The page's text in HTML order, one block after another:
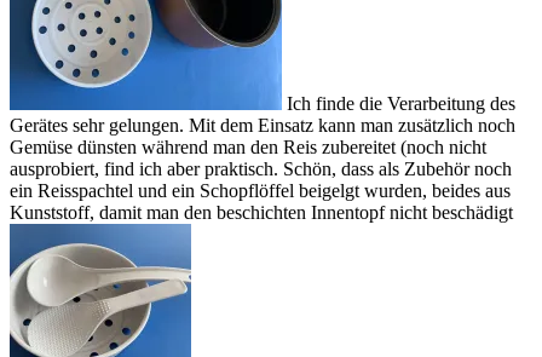
Ich finde die Verarbeitung des
Gerätes sehr gelungen. Mit dem Einsatz kann man zusätzlich noch
Gemüse dünsten während man den Reis zubereitet (noch nicht
ausprobiert, find ich aber praktisch. Schön, dass als Zubehör noch
ein Reisspachtel und ein Schopflöffel beigelgt wurden, beides aus
Kunststoff, damit man den beschichten Innentopf nicht beschädigt